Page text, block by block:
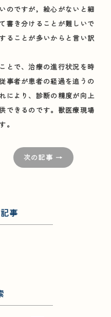
のですが，絵心がないと細
書き分けることが難しいで
ることが多いからと言い訳
とで、治療の進行状況を時
事者が患者の経過を追うの
により、診断の精度が向上
できるのです。獣医療現場
。
次の記事 →
事